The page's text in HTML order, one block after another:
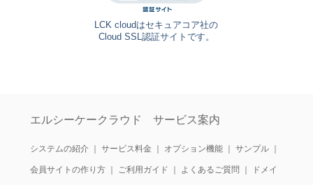
LCK cloudはセキュアコア社の
Cloud SSL認証サイトです。
エルシーケークラウド サービス案内
システムの紹介｜ サービス料金 オプション機能｜ サンプル｜
会員サイトの作り方｜ ご利用ガイド よくあるご質問 ドメイ